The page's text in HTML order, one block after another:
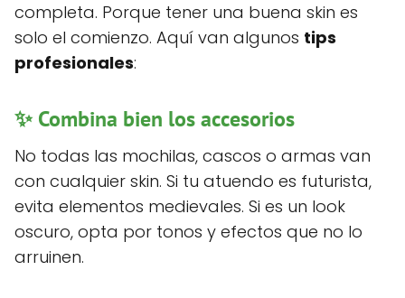
completa. Porque tener una buena skin es
solo el comienzo. Aquí van algunos tips
profesionales:
✨ Combina bien los accesorios
No todas las mochilas, cascos o armas van
con cualquier skin. Si tu atuendo es futurista,
evita elementos medievales. Si es un look
oscuro, opta por tonos y efectos que no lo
arruinen.